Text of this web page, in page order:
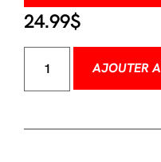
24.99$
AJOUTER